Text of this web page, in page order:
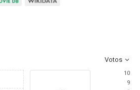
Votos
10
9